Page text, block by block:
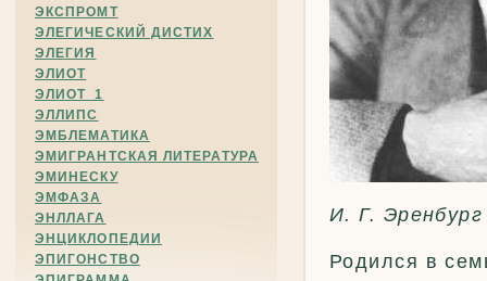
ЭКСПРОМТ
ЭЛЕГИЧЕСКИЙ ДИСТИХ
ЭЛЕГИЯ
ЭЛИОТ
ЭЛИОТ_1
ЭЛЛИПС
ЭМБЛЕМАТИКА
ЭМИГРАНТСКАЯ ЛИТЕРАТУРА
ЭМИНЕСКУ
ЭМФАЗА
ЭНЛЛАГА
ЭНЦИКЛОПЕДИИ
ЭПИГОНСТВО
И. Г. Эренбург
Родился в